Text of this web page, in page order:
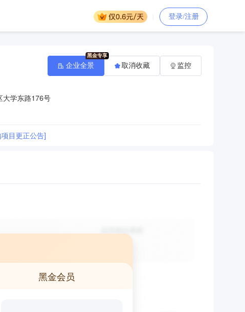
登录/注册
大学东路176号
目更正公告]
企业全景 取消收藏 监控
黑金会员